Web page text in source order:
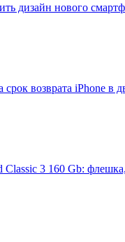
дизайн нового
возврата iPhone в
Classic 3 160 Gb: